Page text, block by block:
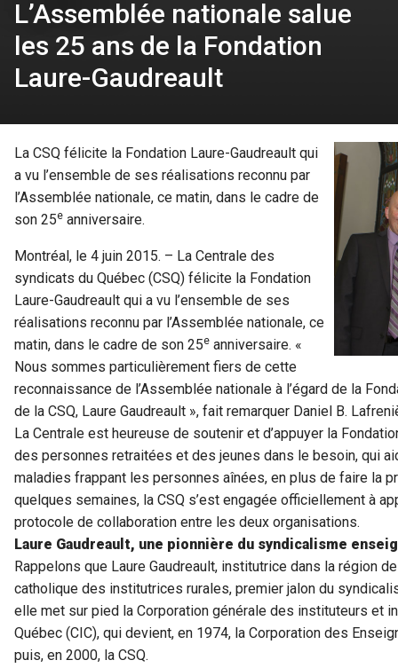
L’Assemblée nationale salue
les 25 ans de la Fondation
Laure-Gaudreault
La CSQ félicite la Fondation Laure-Gaudreault qui
a vu l’ensemble de ses réalisations reconnu par
l’Assemblée nationale, ce matin, dans le cadre de
son 25e anniversaire.
Montréal, le 4 juin 2015. – La Centrale des
syndicats du Québec (CSQ) félicite la Fondation
Laure-Gaudreault qui a vu l’ensemble de ses
réalisations reconnu par l’Assemblée nationale, ce
matin, dans le cadre de son 25e anniversaire. «
Nous sommes particulièrement fiers de cette
reconnaissance de l’Assemblée nationale à l’égard de la
de la CSQ, Laure Gaudreault », fait remarquer Daniel B.
La Centrale est heureuse de soutenir et d’appuyer la
des personnes retraitées et des jeunes dans le besoin, qui
maladies frappant les personnes aînées, en plus de faire la
quelques semaines, la CSQ s’est engagée officiellement à
protocole de collaboration entre les deux organisations.
Laure Gaudreault, une pionnière du syndicalisme
Rappelons que Laure Gaudreault, institutrice dans la région
catholique des institutrices rurales, premier jalon du
elle met sur pied la Corporation générale des instituteurs et
Québec (CIC), qui devient, en 1974, la Corporation des
puis, en 2000, la CSQ.